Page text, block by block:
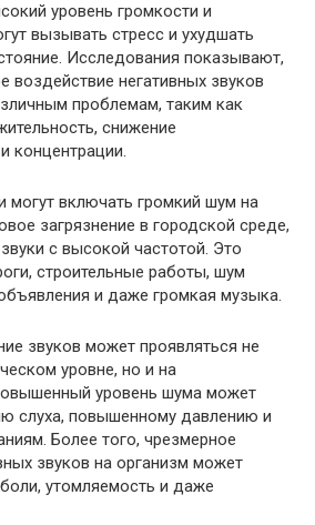
уровень громкости и
вызывать стресс и ухудшать
Исследования показывают,
воздействие негативных звуков
проблемам, таким как
снижение
концентрации.
могут включать громкий шум на
загрязнение в городской среде,
с высокой частотой. Это
строительные работы, шум
и даже громкая музыка.
звуков может проявляться не
уровне, но и на
уровень шума может
слуха, повышенному давлению и
Более того, чрезмерное
звуков на организм может
утомляемость и даже